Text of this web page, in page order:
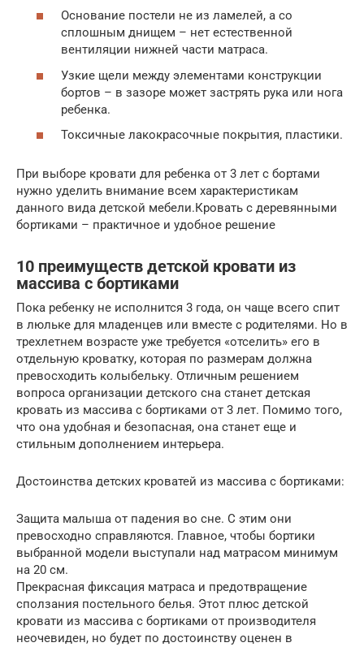
Основание постели не из ламелей, а со
сплошным днищем – нет естественной
вентиляции нижней части матраса.
Узкие щели между элементами конструкции
бортов – в зазоре может застрять рука или нога
ребенка.
Токсичные лакокрасочные покрытия, пластики.
При выборе кровати для ребенка от 3 лет с бортами
нужно уделить внимание всем характеристикам
данного вида детской мебели.Кровать с деревянными
бортиками – практичное и удобное решение
10 преимуществ детской кровати из
массива с бортиками
Пока ребенку не исполнится 3 года, он чаще всего спит
в люльке для младенцев или вместе с родителями. Но в
трехлетнем возрасте уже требуется «отселить» его в
отдельную кроватку, которая по размерам должна
превосходить колыбельку. Отличным решением
вопроса организации детского сна станет детская
кровать из массива с бортиками от 3 лет. Помимо того,
что она удобная и безопасная, она станет еще и
стильным дополнением интерьера.
Достоинства детских кроватей из массива с бортиками:
Защита малыша от падения во сне. С этим они
превосходно справляются. Главное, чтобы бортики
выбранной модели выступали над матрасом минимум
на 20 см.
Прекрасная фиксация матраса и предотвращение
сползания постельного белья. Этот плюс детской
кровати из массива с бортиками от производителя
неочевиден, но будет по достоинству оценен в